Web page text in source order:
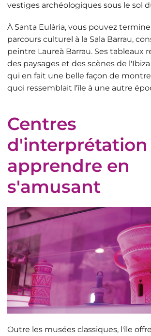
vestiges archéologiques sous le sol
À Santa Eulària, vous pouvez
parcours culturel à la Sala Barrau,
peintre Laureà Barrau. Ses tableaux
des paysages et des scènes de
qui en fait une belle façon de
quoi ressemblait l'île à une autre
Centres
apprendre en
s'amusant
Outre les musées classiques, l'île